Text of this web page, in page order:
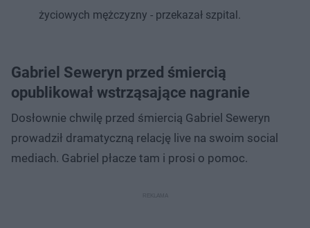
życiowych mężczyzny - przekazał szpital.
Gabriel Seweryn przed śmiercią
opublikował wstrząsające nagranie
Dosłownie chwilę przed śmiercią Gabriel Seweryn
prowadził dramatyczną relację live na swoim social
mediach. Gabriel płacze tam i prosi o pomoc.